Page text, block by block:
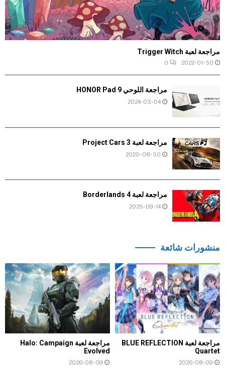
مراجعة لعبة Trigger Witch
2022-01-30
0
مراجعة اللوحي HONOR Pad 9
2024-03-04
مراجعة لعبة Project Cars 3
2020-08-30
مراجعة لعبة Borderlands 4
2025-09-14
منشورات شائعة
مراجعة لعبة BLUE REFLECTION
Quartet
2026-08-09
مراجعة لعبة Halo: Campaign
Evolved
2026-08-09